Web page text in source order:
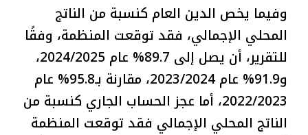
وفيما يخص الدين العام كنسبة من الناتج
المحلي الإجمالي، فقد توقعت المنظمة، وفقًا
للتقرير، أن يصل إلى 89.7% عام 2024/2025،
و91.9% عام 2023/2024، مقارنة بـ95.8% عام
2022/2023، أما عجز الحساب الجاري كنسبة من
الناتج المحلي الإجمالي فقد توقعت المنظمة